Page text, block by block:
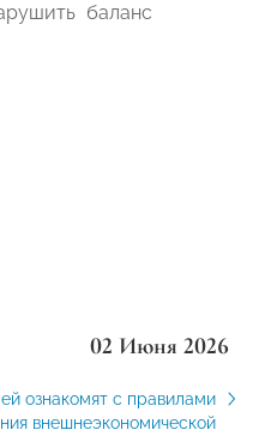
баланс
02 Июня 2026
ознакомят с правилами
внешнеэкономической